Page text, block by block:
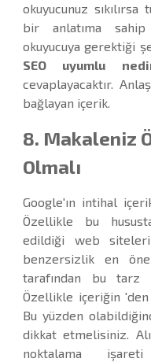
okuyucunuz
bir anlatıma sahip
okuyucuya gerektiği
SEO uyumlu
cevaplayacaktır.
bağlayan içerik.
8. Makaleniz
Olmalı
Google'ın intihal
Özellikle bu
edildiği web
benzersizlik en
tarafından bu tarz
Özellikle içeriğin 'den
Bu yüzden
dikkat etmelisiniz.
noktalama